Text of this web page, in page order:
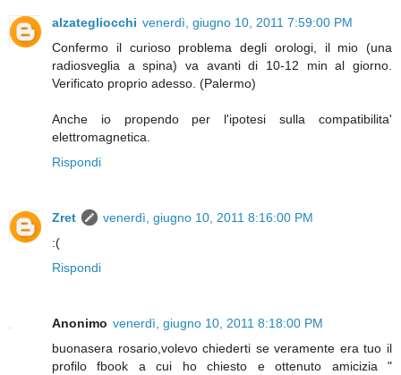
alzategliocchi venerdì, giugno 10, 2011 7:59:00 PM
Confermo il curioso problema degli orologi, il mio (una
radiosveglia a spina) va avanti di 10-12 min al giorno.
Verificato proprio adesso. (Palermo)
Anche io propendo per l'ipotesi sulla compatibilita'
elettromagnetica.
Rispondi
Zret
venerdì, giugno 10, 2011 8:16:00 PM
:(
Rispondi
Anonimo venerdì, giugno 10, 2011 8:18:00 PM
buonasera rosario,volevo chiederti se veramente era tuo il
profilo fbook a cui ho chiesto e ottenuto amicizia "